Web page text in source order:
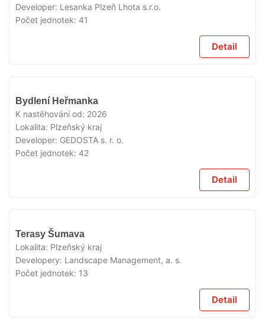
Developer: Lesanka Plzeň Lhota s.r.o.
Počet jednotek: 41
Detail
Bydlení Heřmanka
K nastěhování od: 2026
Lokalita: Plzeňský kraj
Developer: GEDOSTA s. r. o.
Počet jednotek: 42
Detail
Terasy Šumava
Lokalita: Plzeňský kraj
Developery: Landscape Management, a. s.
Počet jednotek: 13
Detail